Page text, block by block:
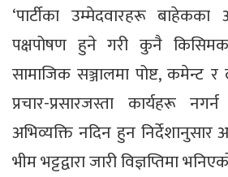
‘पार्टीका उम्मेदवारहरू
पक्षपोषण हुने गरी कुनै
सामाजिक सञ्जालमा पोष्ट, कमेन्ट
प्रचार-प्रसारजस्ता कार्यहरू
अभिव्यक्ति नदिन हुन निर्देशानुसार
भीम भट्टद्वारा जारी विज्ञप्तिमा